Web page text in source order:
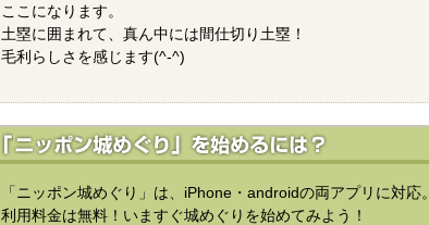
ここになります。
土塁に囲まれて、真ん中には間仕切り土塁！
毛利らしさを感じます(^-^)
「ニッポン城めぐり」は、iPhone・androidの両アプリに対応。
利用料金は無料！いますぐ城めぐりを始めてみよう！